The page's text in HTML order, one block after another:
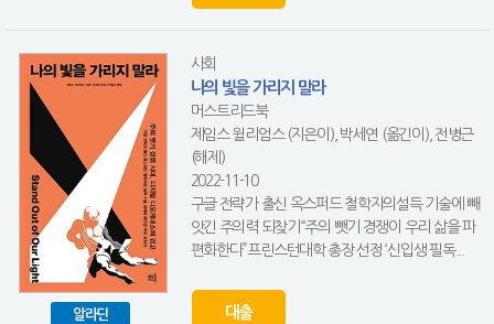
알라딘
사회
나의 빛을 가리지 말라
머스트리드북
제임스 윌리엄스 (지은이), 박세연 (옮긴이), 전병근
(해제)
2022-11-10
구글 전략가 출신 옥스퍼드 철학자의설득 기술에 빼
앗긴 주의력 되찾기“주의 뺏기 경쟁이 우리 삶을 파
편화한다”프린스턴대학 총장 선정 ‘신입생 필독...
대출